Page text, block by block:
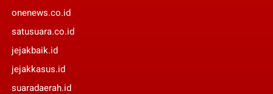
onenews.co.id
satusuara.co.id
jejakbaik.id
jejakkasus.id
suaradaerah.id